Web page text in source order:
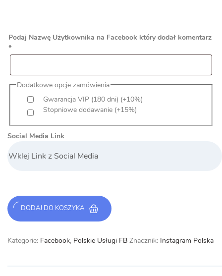
Podaj Nazwę Użytkownika na Facebook który dodał komentarz
*
Dodatkowe opcje zamówienia
Gwarancja VIP (180 dni) (+10%)
Stopniowe dodawanie (+15%)
Social Media Link
DODAJ DO KOSZYKA
Kategorie: Facebook, Polskie Usługi FB Znacznik: Instagram Polska